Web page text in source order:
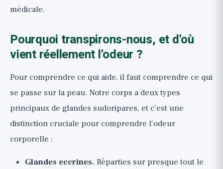
médicale.
Pourquoi transpirons-nous, et d'où
vient réellement l'odeur ?
Pour comprendre ce qui aide, il faut comprendre ce qui
se passe sur la peau. Notre corps a deux types
principaux de glandes sudoripares, et c'est une
distinction cruciale pour comprendre l'odeur
corporelle :
Glandes eccrines. Réparties sur presque tout le